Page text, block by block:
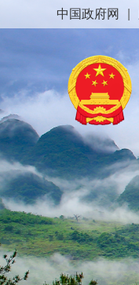
中国政府网